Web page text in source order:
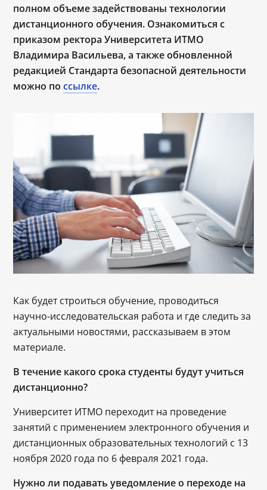
полном объеме задействованы технологии
дистанционного обучения. Ознакомиться с
приказом ректора Университета ИТМО
Владимира Васильева, а также обновленной
редакцией Стандарта безопасной деятельности
можно поссылке.
Как будет строиться обучение, проводиться
научно-исследовательская работа и где следить за
актуальными новостями, рассказываем в этом
материале.
В течение какого срока студенты будут учиться
дистанционно?
Университет ИТМО переходит на проведение
занятий с применением электронного обучения и
дистанционных образовательных технологий с 13
ноября 2020 года по 6 февраля 2021 года.
Нужно ли подавать уведомление о переходе на